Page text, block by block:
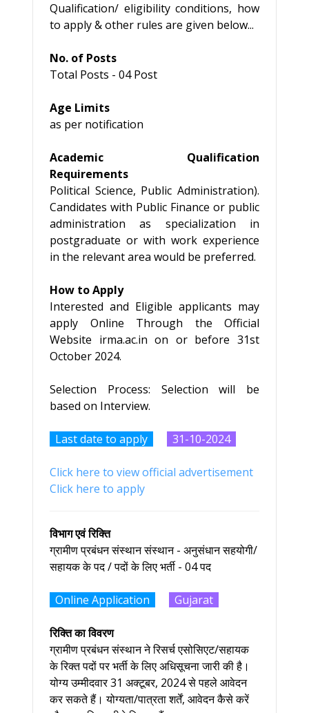
Qualification/ eligibility conditions, how
to apply & other rules are given below...
No. of Posts
Total Posts - 04 Post
Age Limits
as per notification
Academic Qualification
Requirements
Political Science, Public Administration).
Candidates with Public Finance or public
administration as specialization in
postgraduate or with work experience
in the relevant area would be preferred.
How to Apply
Interested and Eligible applicants may
apply Online Through the Official
Website irma.ac.in on or before 31st
October 2024.
Selection Process: Selection will be
based on Interview.
Last date to apply 31-10-2024
Click here to view official advertisement
Click here to apply
विभाग एवं रिक्ति
ग्रामीण प्रबंधन संस्थान संस्थान - अनुसंधान सहयोगी/
सहायक के पद / पदों के लिए भर्ती - 04 पद
Online Application Gujarat
रिक्ति का विवरण
ग्रामीण प्रबंधन संस्थान ने रिसर्च एसोसिएट/सहायक
के रिक्त पदों पर भर्ती के लिए अधिसूचना जारी की है।
योग्य उम्मीदवार 31 अक्टूबर, 2024 से पहले आवेदन
कर सकते हैं। योग्यता/पात्रता शर्तें, आवेदन कैसे करें